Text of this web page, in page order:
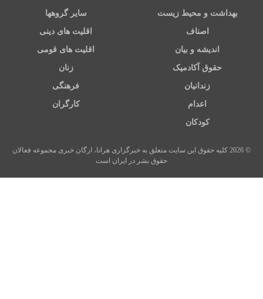
بهداشت و محیط زیست سایر گروهها
اصناف اقلیت های دینی
اندیشه و بیان اقلیت های قومی
حقوق آکادمیک زنان
زندانیان فرهنگی
اعدام کارگران
کودکان
© 2026 کلیه حقوق این سایت متعلق به خبرگزاری هرانا، ارگان خبری مجموعه فعالان
حقوق بشر در ایران است